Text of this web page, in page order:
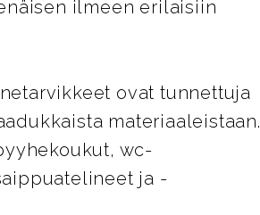
ilmeen erilaisiin
ovat tunnettuja
materiaaleistaan.
wc-
ja -